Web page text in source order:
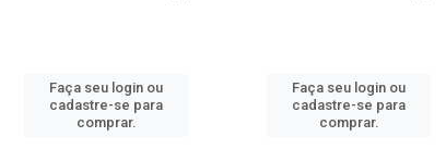
Faça seu login ou
cadastre-se para
comprar.
Faça seu login ou
cadastre-se para
comprar.